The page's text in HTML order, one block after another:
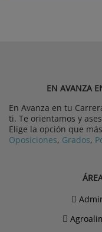
EN AVANZA
En Avanza en tu
ti. Te orientamos y
Elige la opción que
Oposiciones, Grados,